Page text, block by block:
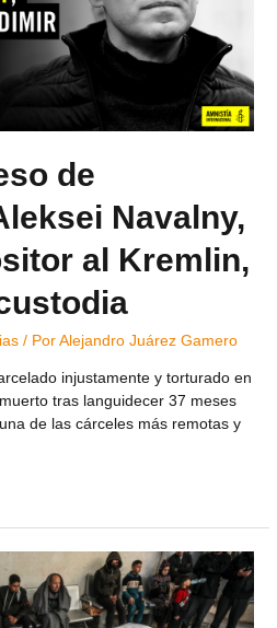
de
Navalny,
al Kremlin,
/ PorAlejandro Juárez Gamero
injustamente y torturado en
tras languidecer 37 meses
de las cárceles más remotas y